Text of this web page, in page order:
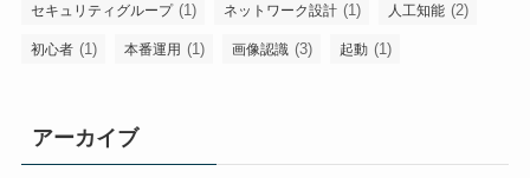
セキュリティグループ(1) ネットワーク設計 (1) 人工知能 (2)
初心者 (1) 本番運用 (1) 画像認識 (3) 起動 (1)
アーカイブ